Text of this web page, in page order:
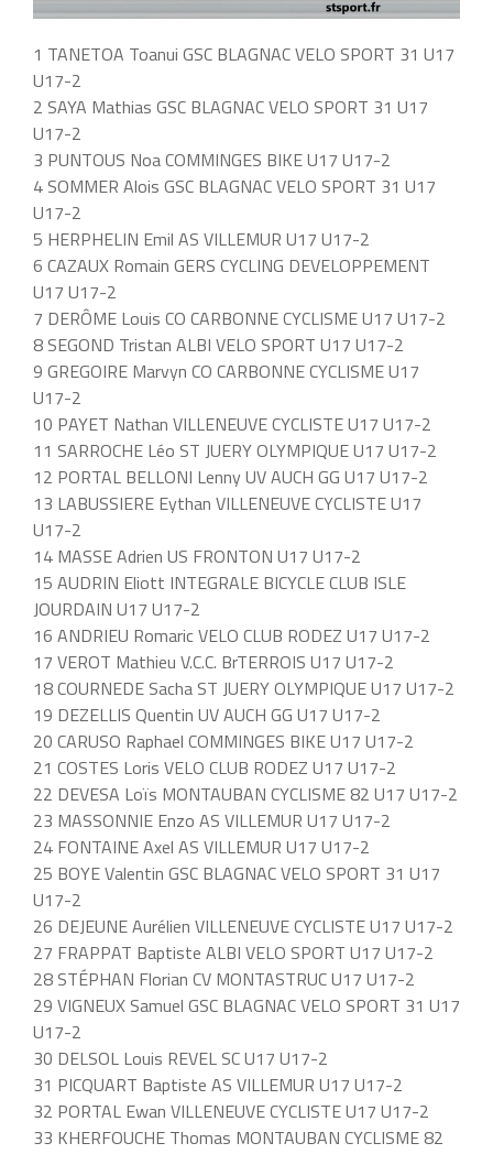
1 TANETOA Toanui GSC BLAGNAC VELO SPORT 31 U17
U17-2
2 SAYA Mathias GSC BLAGNAC VELO SPORT 31 U17
U17-2
3 PUNTOUS Noa COMMINGES BIKE U17 U17-2
4 SOMMER Alois GSC BLAGNAC VELO SPORT 31 U17
U17-2
5 HERPHELIN Emil AS VILLEMUR U17 U17-2
6 CAZAUX Romain GERS CYCLING DEVELOPPEMENT
U17 U17-2
7 DERÔME Louis CO CARBONNE CYCLISME U17 U17-2
8 SEGOND Tristan ALBI VELO SPORT U17 U17-2
9 GREGOIRE Marvyn CO CARBONNE CYCLISME U17
U17-2
10 PAYET Nathan VILLENEUVE CYCLISTE U17 U17-2
11 SARROCHE Léo ST JUERY OLYMPIQUE U17 U17-2
12 PORTAL BELLONI Lenny UV AUCH GG U17 U17-2
13 LABUSSIERE Eythan VILLENEUVE CYCLISTE U17
U17-2
14 MASSE Adrien US FRONTON U17 U17-2
15 AUDRIN Eliott INTEGRALE BICYCLE CLUB ISLE
JOURDAIN U17 U17-2
16 ANDRIEU Romaric VELO CLUB RODEZ U17 U17-2
17 VEROT Mathieu V.C.C. BrTERROIS U17 U17-2
18 COURNEDE Sacha ST JUERY OLYMPIQUE U17 U17-2
19 DEZELLIS Quentin UV AUCH GG U17 U17-2
20 CARUSO Raphael COMMINGES BIKE U17 U17-2
21 COSTES Loris VELO CLUB RODEZ U17 U17-2
22 DEVESA Loïs MONTAUBAN CYCLISME 82 U17 U17-2
23 MASSONNIE Enzo AS VILLEMUR U17 U17-2
24 FONTAINE Axel AS VILLEMUR U17 U17-2
25 BOYE Valentin GSC BLAGNAC VELO SPORT 31 U17
U17-2
26 DEJEUNE Aurélien VILLENEUVE CYCLISTE U17 U17-2
27 FRAPPAT Baptiste ALBI VELO SPORT U17 U17-2
28 STÉPHAN Florian CV MONTASTRUC U17 U17-2
29 VIGNEUX Samuel GSC BLAGNAC VELO SPORT 31 U17
U17-2
30 DELSOL Louis REVEL SC U17 U17-2
31 PICQUART Baptiste AS VILLEMUR U17 U17-2
32 PORTAL Ewan VILLENEUVE CYCLISTE U17 U17-2
33 KHERFOUCHE Thomas MONTAUBAN CYCLISME 82